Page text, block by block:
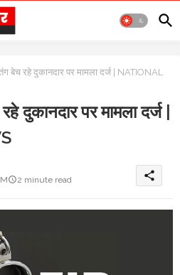
बेच रहे दुकानदार पर मामला दर्ज | NATIONAL
दुकानदार पर मामला दर्ज |
2 minute read share